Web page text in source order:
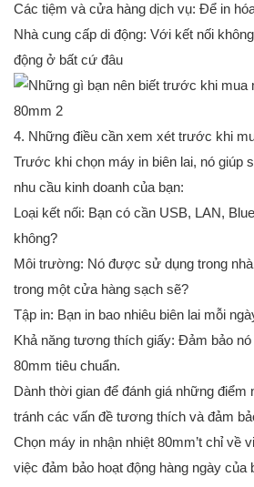
Các tiệm và cửa hàng dịch vụ: Để in
Nhà cung cấp di động: Với kết nối
động ở bất cứ đâu
4. Những điều cần xem xét trước khi
Trước khi chọn máy in biên lai, nó giúp
nhu cầu kinh doanh của bạn:
Loại kết nối: Bạn có cần USB, LAN,
không?
Môi trường: Nó được sử dụng trong
trong một cửa hàng sạch sẽ?
Tập in: Bạn in bao nhiêu biên lai mỗi
Khả năng tương thích giấy: Đảm bảo
80mm tiêu chuẩn.
Dành thời gian để đánh giá những điểm
tránh các vấn đề tương thích và đảm
Chọn máy in nhận nhiệt 80mm’t chỉ về
việc đảm bảo hoạt động hàng ngày của